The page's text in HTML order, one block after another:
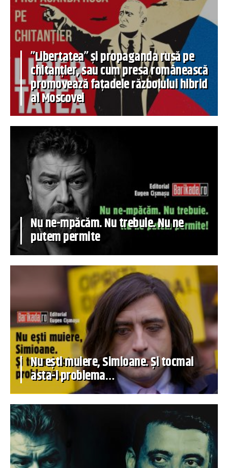
”Libertatea” și propaganda rusă pe
chitanțier, sau cum presa românească
promovează fațadele războiului hibrid
al Moscovei
Nu ne-mpăcăm. Nu trebuie. Nu ne
putem permite
Nu ești muiere, Simioane. Și tocmai
asta-i problema…